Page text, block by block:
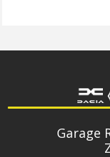
Garage